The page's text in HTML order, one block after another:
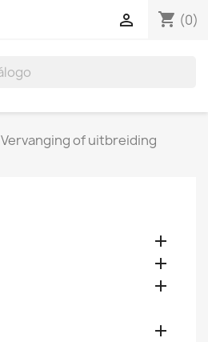
shopping_cart (0)

Vervanging of uitbreiding



